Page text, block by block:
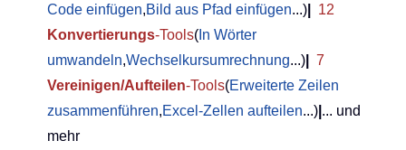
Code einfügen,Bild aus Pfad einfügen...)
12
Konvertierungs-Tools( In Wörter
umwandeln,Wechselkursumrechnung...)
7
Vereinigen/Aufteilen-Tools(Erweiterte Zeilen
zusammenführen,Excel-Zellen aufteilen...) ... und
mehr